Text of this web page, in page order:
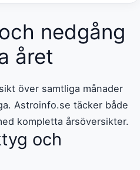
nedgång
året
över samtliga månader
Astroinfo.se täcker både
kompletta årsöversikter.
och